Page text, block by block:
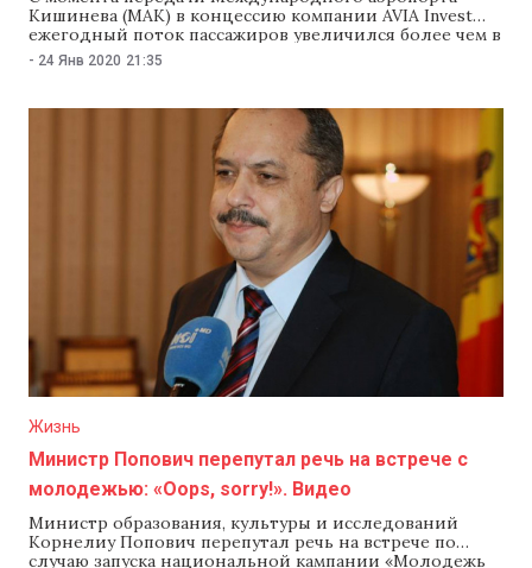
Кишинева (МАК) в концессию компании AVIA Invest
ежегодный поток пассажиров увеличился более чем в
два раза. Шесть лет назад, к моменту передачи
почти трех миллионов. На канале Кишиневского
международного аэропорта
- 24 Янв 2020 21:35
Жизнь
Министр Попович перепутал речь на встрече с
молодежью: «Oops, sorry!». Видео
Министр образования, культуры и исследований
Корнелиу Попович перепутал речь на встрече по
случаю запуска национальной кампании «Молодежь